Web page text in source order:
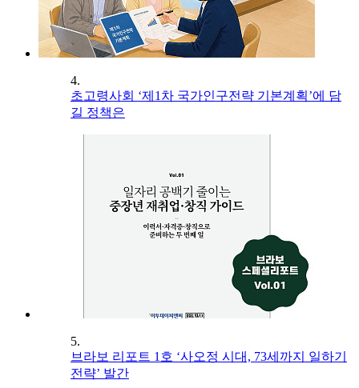
4.
초고령사회 ‘제1차 국가인구전략 기본계획’에 담
길 정책은
5.
브라보 리포트 1호 ‘사오정 시대, 73세까지 일하기
전략’ 발간